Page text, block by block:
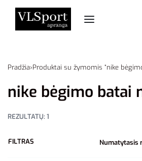
Pradžia›Produktai su žymomis “nike
nike bėgimo batai
REZULTATŲ: 1
Numatytasis
FILTRAS